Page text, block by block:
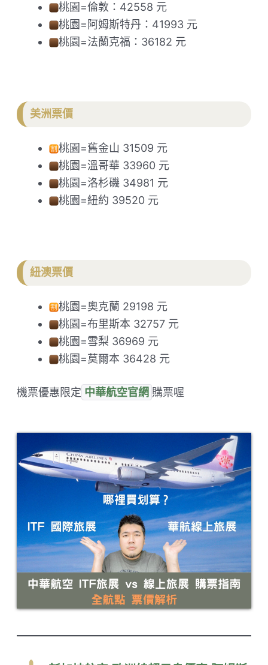
桃園=倫敦：42558 元
桃園=阿姆斯特丹：41993 元
桃園=法蘭克福：36182 元
美洲票價
桃園=舊金山 31509 元
桃園=溫哥華 33960 元
桃園=洛杉磯 34981 元
桃園=紐約 39520 元
紐澳票價
桃園=奧克蘭 29198 元
桃園=布里斯本 32757 元
桃園=雪梨 36969 元
桃園=莫爾本 36428 元
機票優惠限定 中華航空官網 購票喔